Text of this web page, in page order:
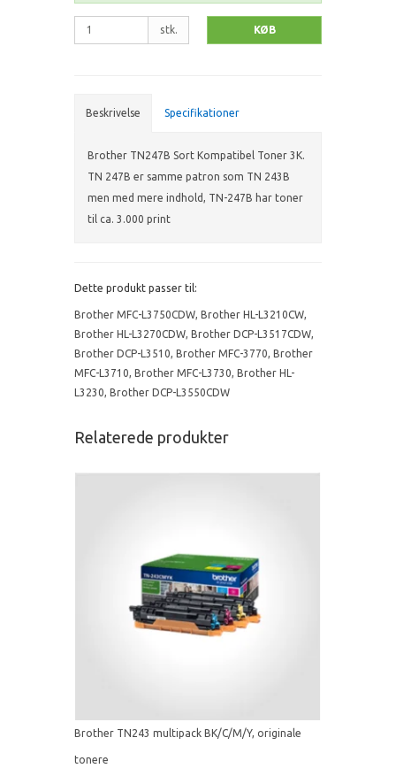
stk. KØB
Beskrivelse Specifikationer
Brother TN247B Sort Kompatibel Toner 3K.
TN 247B er samme patron som TN 243B
men med mere indhold, TN-247B har toner
til ca. 3.000 print
Dette produkt passer til:
Brother MFC-L3750CDW, Brother HL-L3210CW,
Brother HL-L3270CDW, Brother DCP-L3517CDW,
Brother DCP-L3510, Brother MFC-3770, Brother
MFC-L3710, Brother MFC-L3730, Brother HL-
L3230, Brother DCP-L3550CDW
Relaterede produkter
Brother TN243 multipack BK/C/M/Y, originale
tonere